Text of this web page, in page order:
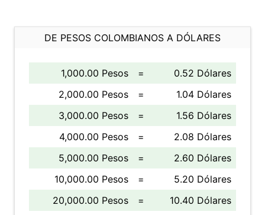
DE PESOS COLOMBIANOS A DÓLARES
1,000.00 Pesos =
0.52 Dólares
2,000.00 Pesos
=
1.04 Dólares
3,000.00 Pesos
=
1.56 Dólares
4,000.00 Pesos
=
2.08 Dólares
5,000.00 Pesos
=
2.60 Dólares
10,000.00 Pesos
=
5.20 Dólares
20,000.00 Pesos
=
10.40 Dólares